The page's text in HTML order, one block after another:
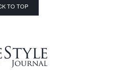
TO TOP